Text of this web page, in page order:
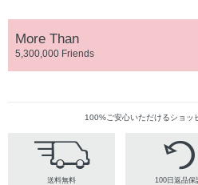
More Than
5,300,000 Friends
100%ご安心いただけるショッ
送料無料 100日返品保